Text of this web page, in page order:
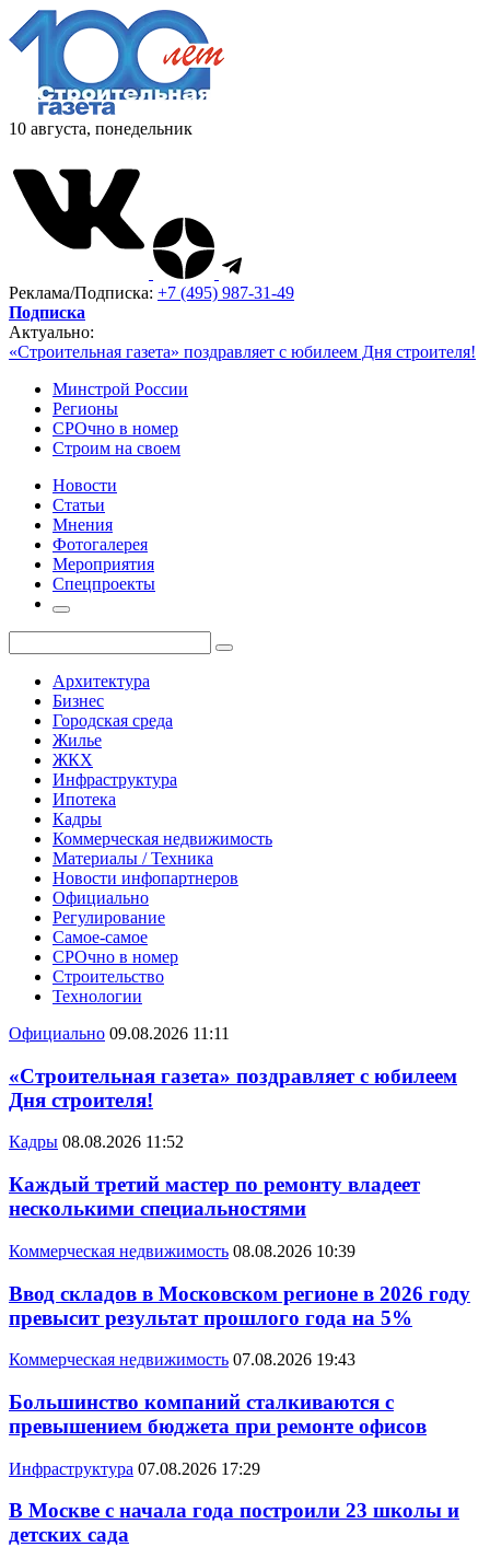
10 августа, понедельник
Реклама/Подписка: +7 (495) 987-31-49
Подписка
Актуально:
«Строительная газета» поздравляет с юбилеем Дня строителя!
Минстрой России
Регионы
СРОчно в номер
Строим на своем
Новости
Статьи
Мнения
Фотогалерея
Мероприятия
Спецпроекты
Архитектура
Бизнес
Городская среда
Жилье
ЖКХ
Инфраструктура
Ипотека
Кадры
Коммерческая недвижимость
Материалы / Техника
Новости инфопартнеров
Официально
Регулирование
Самое-самое
СРОчно в номер
Строительство
Технологии
Официально 09.08.2026 11:11
«Строительная газета» поздравляет с юбилеем
Дня строителя!
Кадры 08.08.2026 11:52
Каждый третий мастер по ремонту владеет
несколькими специальностями
Коммерческая недвижимость 08.08.2026 10:39
Ввод складов в Московском регионе в 2026 году
превысит результат прошлого года на 5%
Коммерческая недвижимость 07.08.2026 19:43
Большинство компаний сталкиваются с
превышением бюджета при ремонте офисов
Инфраструктура 07.08.2026 17:29
В Москве с начала года построили 23 школы и
детских сада